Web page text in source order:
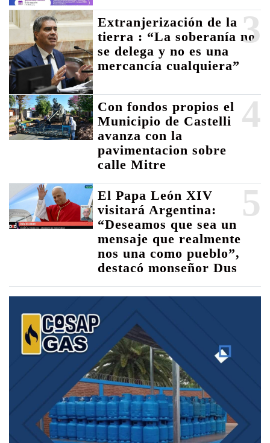
3
Extranjerización de la
tierra : “La soberanía no
se delega y no es una
mercancía cualquiera”
4
Con fondos propios el
Municipio de Castelli
avanza con la
pavimentacion sobre
calle Mitre
5
El Papa León XIV
visitará Argentina:
“Deseamos que sea un
mensaje que realmente
nos una como pueblo”,
destacó monseñor Dus